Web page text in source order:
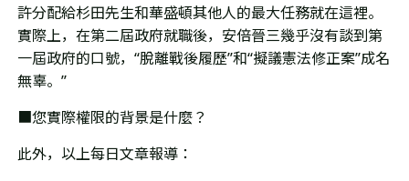
許分配給杉田先生和華盛頓其他人的最大任務就在這裡。
實際上，在第二屆政府就職後，安倍晉三幾乎沒有談到第
一屆政府的口號， “脫離戰後履歷”和“擬議憲法修正案”成名
無辜。 ”
■您實際權限的背景是什麼？
此外，以上每日文章報導：